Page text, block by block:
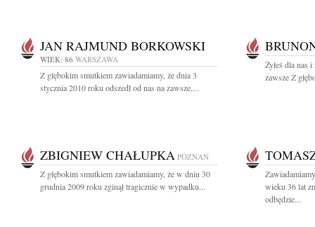
JAN RAJMUND BORKOWSKI
WIEK: 86 WARSZAWA
Z głębokim smutkiem zawiadamiamy, że dnia 3
stycznia 2010 roku odszedł od nas na zawsze,...
Żyłeś dla nas
zawsze Z
ZBIGNIEW CHAŁUPKA POZNAŃ
Z głębokim smutkiem zawiadamiamy, że w dniu 30
grudnia 2009 roku zginął tragicznie w wypadku...
wieku 36 lat
odbędzie...